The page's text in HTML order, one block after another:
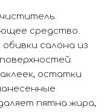
средство.
салона из
остатки
пятна жира,